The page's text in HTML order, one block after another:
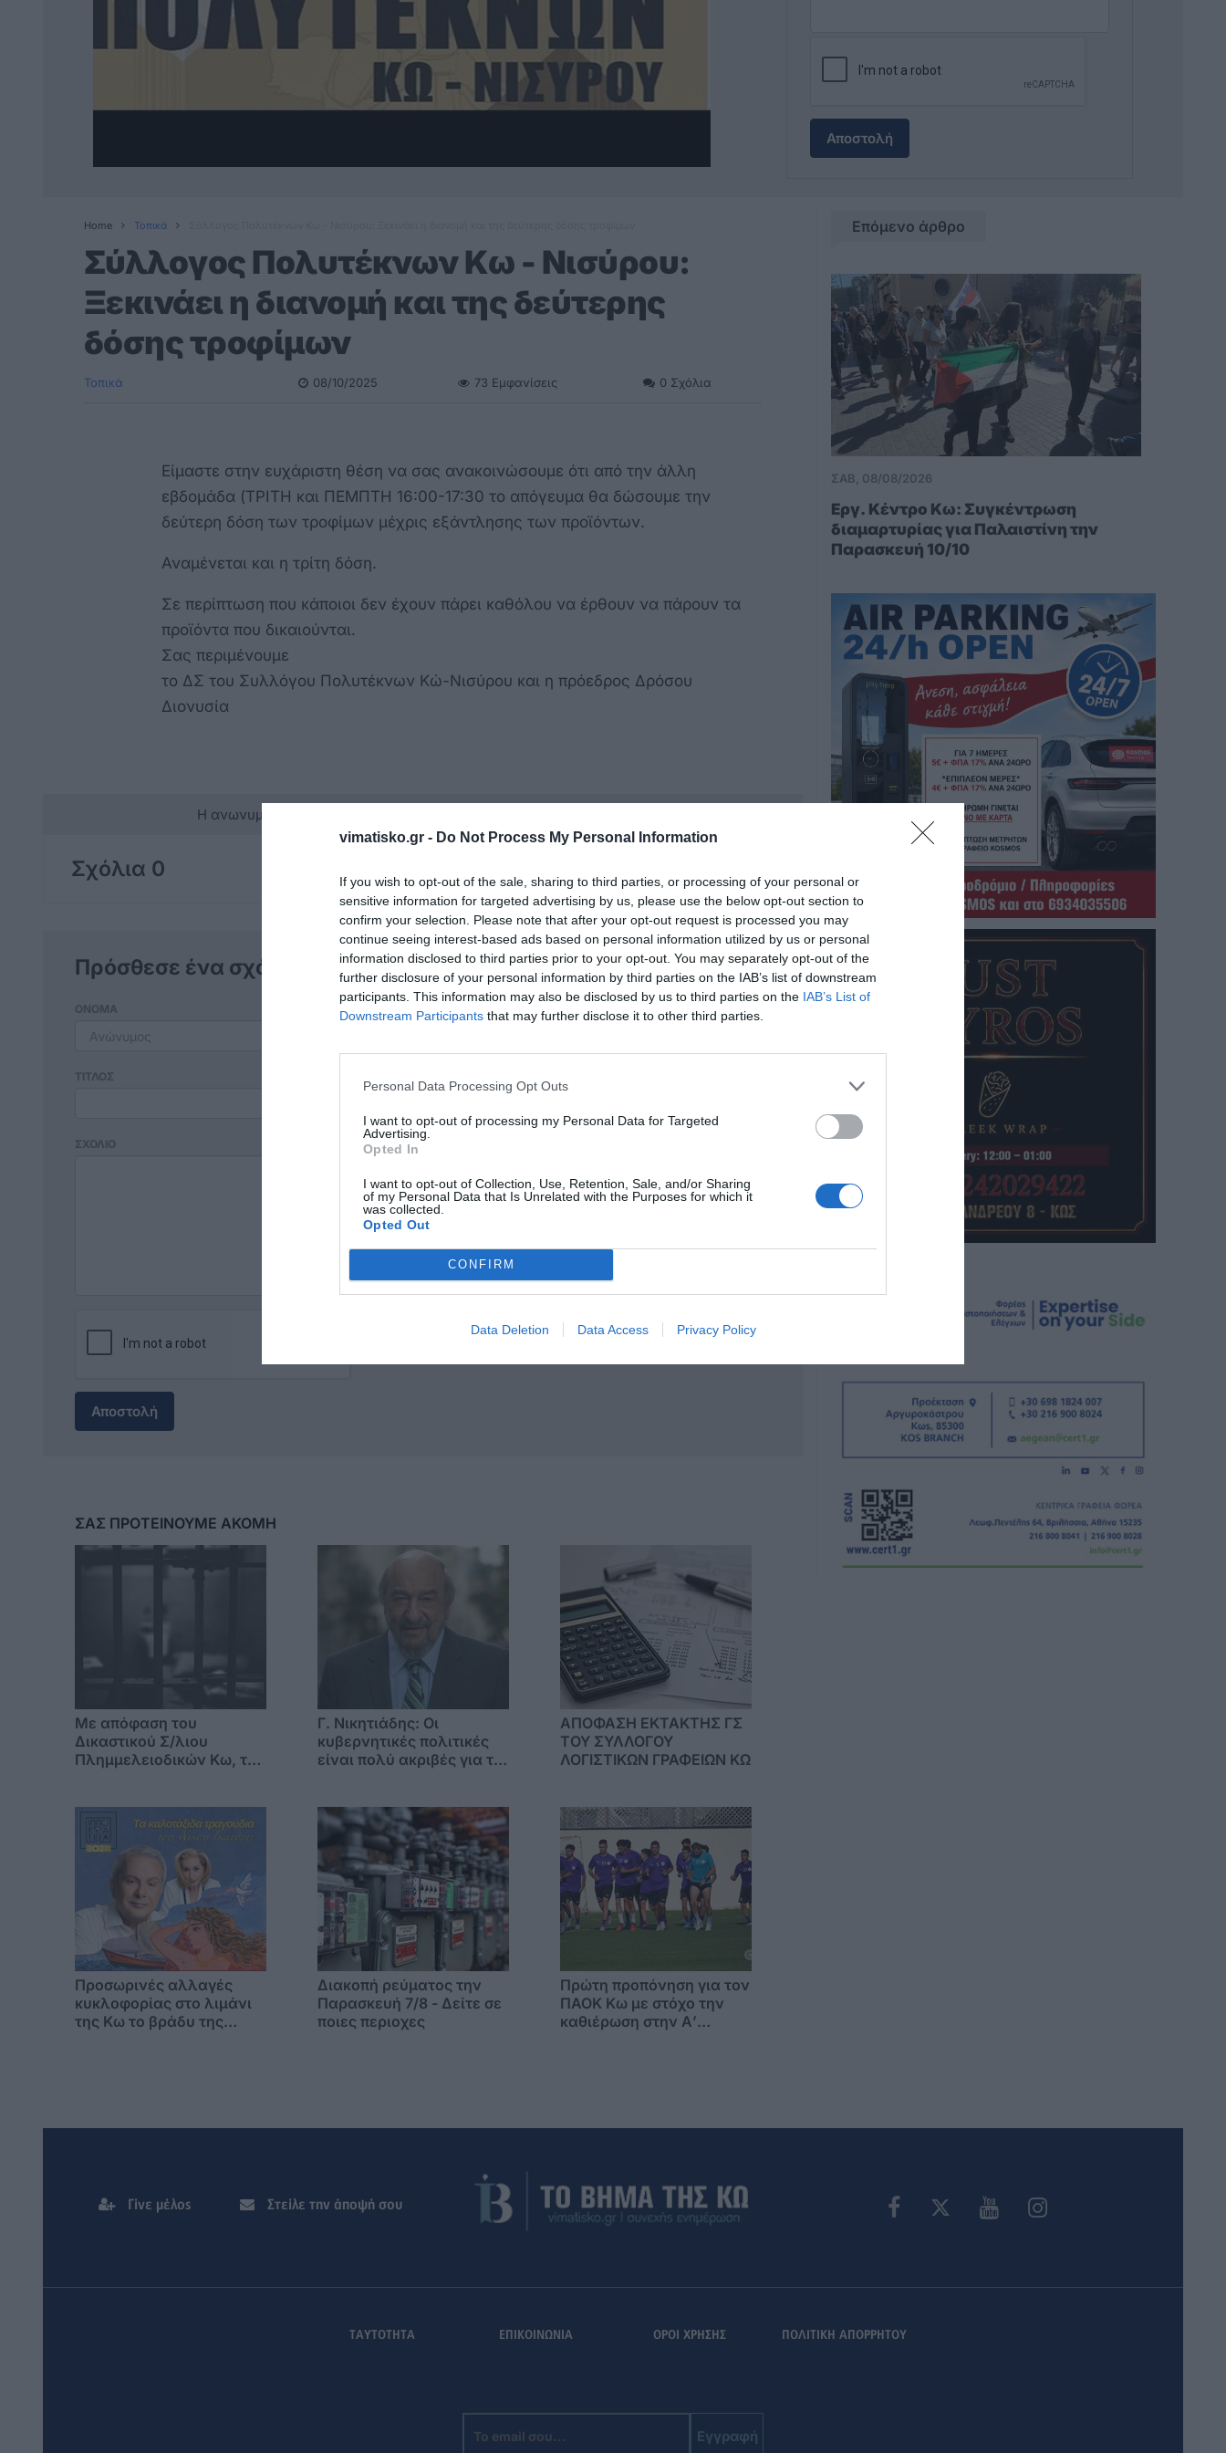
vimatisko.gr - Do Not Process My Personal Information
If you wish to opt-out of the sale, sharing to third parties, or processing of your personal or
sensitive information for targeted advertising by us, please use the below opt-out section to
confirm your selection. Please note that after your opt-out request is processed you may
continue seeing interest-based ads based on personal information utilized by us or personal
information disclosed to third parties prior to your opt-out. You may separately opt-out of the
further disclosure of your personal information by third parties on the IAB’s list of downstream
participants. This information may also be disclosed by us to third parties on the IAB’s List of
Downstream Participants that may further disclose it to other third parties.
Personal Data Processing Opt Outs
I want to opt-out of processing my Personal Data for Targeted
Advertising.
Opted In
I want to opt-out of Collection, Use, Retention, Sale, and/or Sharing
of my Personal Data that Is Unrelated with the Purposes for which it
was collected.
Opted Out
CONFIRM
Data Deletion Data Access Privacy Policy
Αποστολή
Home Τοπικά
Σύλλογος Πολυτέκνων Κω - Νισύρου:
Ξεκινάει η διανομή και της δεύτερης
δόσης τροφίμων
Τοπικά 08/10/2025 73 Εμφανίσεις 0 Σχόλια
Είμαστε στην ευχάριστη θέση να σας ανακοινώσουμε ότι από την άλλη
εβδομάδα (ΤΡΙΤΗ και ΠΕΜΠΤΗ 16:00-17:30 το απόγευμα θα δώσουμε την
δεύτερη δόση των τροφίμων μέχρις εξάντλησης των προϊόντων.
Αναμένεται και η τρίτη δόση.
Σε περίπτωση που κάποιοι δεν έχουν πάρει καθόλου να έρθουν να πάρουν τα
προϊόντα που δικαιούνται.
Σας περιμένουμε
το ΔΣ του Συλλόγου Πολυτέκνων Κώ-Νισύρου και η πρόεδρος Δρόσου
Διονυσία
Η ανωνυμία είναι το καλύτερο κρησφύγετο δειλίας και χυδαιότητας!
Σχόλια 0
Πρόσθεσε ένα σχόλιο
ΟΝΟΜΑ
ΤΙΤΛΟΣ
ΣΧΟΛΙΟ
Αποστολή
ΣΑΣ ΠΡΟΤΕΙΝΟΥΜΕ ΑΚΟΜΗ
Mε απόφαση του
Δικαστικού Σ/λιου
Πλημμελειοδικών Κω, το
πόρτα της φυλακής"
Γ. Νικητιάδης: Οι
κυβερνητικές πολιτικές
είναι πολύ ακριβές για το
ΑΠΟΦΑΣΗ ΕΚΤΑΚΤΗΣ ΓΣ
ΤΟΥ ΣΥΛΛΟΓΟΥ
ΛΟΓΙΣΤΙΚΩΝ ΓΡΑΦΕΙΩΝ ΚΩ
Προσωρινές αλλαγές
κυκλοφορίας στο λιμάνι
της Κω το βράδυ της
Διακοπή ρεύματος την
Παρασκευή 7/8 - Δείτε σε
ποιες περιοχες
Πρώτη προπόνηση για τον
ΠΑΟΚ Κω με στόχο την
καθιέρωση στην Α’
Επόμενο άρθρο
ΣΑΒ, 08/08/2026
Εργ. Κέντρο Κω: Συγκέντρωση
διαμαρτυρίας για Παλαιστίνη την
Παρασκευή 10/10
Γίνε μέλος Στείλε την άποψή σου
ΤΑΥΤΟΤΗΤΑ ΕΠΙΚΟΙΝΩΝΙΑ ΟΡΟΙ ΧΡΗΣΗΣ ΠΟΛΙΤΙΚΗ ΑΠΟΡΡΗΤΟΥ
Εγγραφή